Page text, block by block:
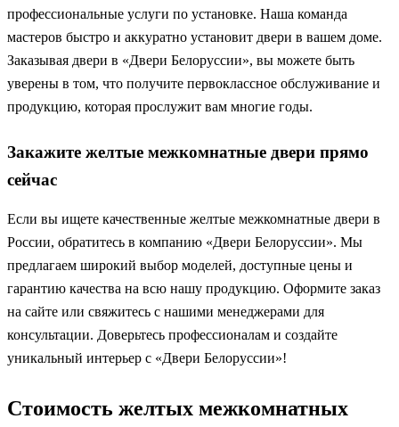
профессиональные услуги по установке. Наша команда
мастеров быстро и аккуратно установит двери в вашем доме.
Заказывая двери в «Двери Белоруссии», вы можете быть
уверены в том, что получите первоклассное обслуживание и
продукцию, которая прослужит вам многие годы.
Закажите желтые межкомнатные двери прямо
сейчас
Если вы ищете качественные желтые межкомнатные двери в
России, обратитесь в компанию «Двери Белоруссии». Мы
предлагаем широкий выбор моделей, доступные цены и
гарантию качества на всю нашу продукцию. Оформите заказ
на сайте или свяжитесь с нашими менеджерами для
консультации. Доверьтесь профессионалам и создайте
уникальный интерьер с «Двери Белоруссии»!
Стоимость желтых межкомнатных